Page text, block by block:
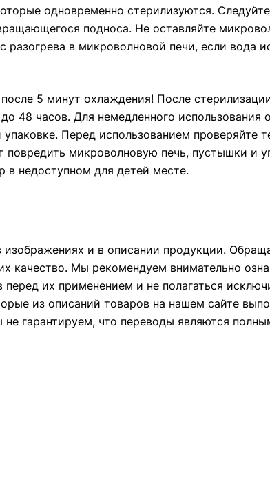
одновременно стерилизуются.
подноса. Не оставляйте
в микроволновой печи, если вода
5 минут охлаждения! После
48 часов. Для немедленного использования
Перед использованием проверяйте
микроволновую печь, пустышки и
в недоступном для детей месте.
и в описании продукции.
качество. Мы рекомендуем внимательно
их применением и не полагаться
из описаний товаров на нашем сайте
гарантируем, что переводы являются